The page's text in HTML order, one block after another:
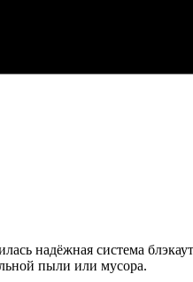
надёжная система
пыли или мусора.